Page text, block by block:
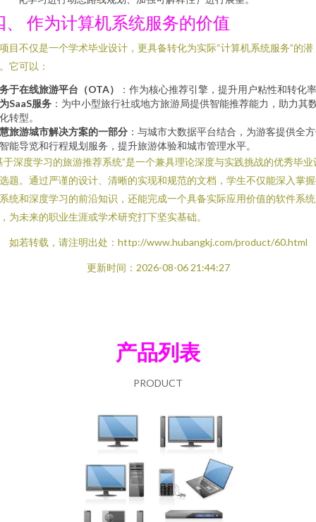
、 作为计算机系统服务的价值
目不仅是一个学术毕业设计，更具备转化为实际“计算机系统服务”的潜
它可以：
于在线旅游平台（OTA）
：作为核心推荐引擎，提升用户粘性和转化
SaaS服务 ：为中小型旅行社或地方旅游局提供智能推荐能力，助力其
转型。
旅游城市解决方案的一部分 ：与城市大数据平台结合，为游客提供全
能导览和行程规划服务，提升旅游体验和城市管理水平。
于深度学习的旅游推荐系统”是一个兼具理论深度与实践挑战的优秀毕业
题。通过严谨的设计、清晰的实现和规范的文档，学生不仅能深入掌
统和深度学习的前沿知识，还能完成一个具备实际应用价值的软件系
为未来的职业生涯或学术研究打下坚实基础。
如若转载，请注明出处：http://www.hubangkj.com/product/60.html
更新时间：2026-08-06 21:44:27
产品列表
PRODUCT